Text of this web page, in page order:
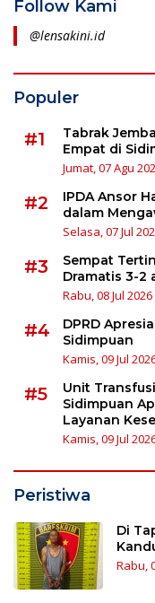
Follow Kami
@lensakini.id
Populer
#1
Tabrak
Empat di
Jumat, 07 Agu
#2
IPDA Ansor
dalam
Selasa, 07 Jul
#3
Sempat
Dramatis 3-2
Rabu, 08 Jul
#4
DPRD
Sidimpuan
Kamis, 09 Jul
#5
Unit
Sidimpuan
Layanan
Kamis, 09 Jul
Peristiwa
Di
Rabu,